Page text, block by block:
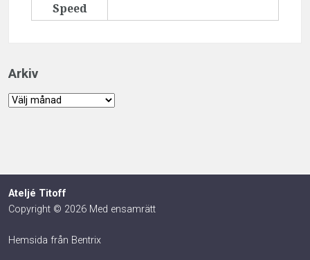
Speed
Arkiv
Arkiv
Ateljé Titoff
Copyright © 2026 Med ensamrätt
Hemsida från Bentrix